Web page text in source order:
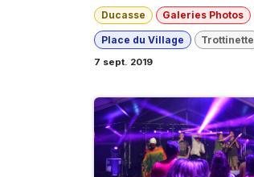
Ducasse Galeries Photos
Place du Village Trottinette
7 sept. 2019